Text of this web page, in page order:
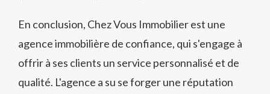
En conclusion, Chez Vous Immobilier est une
agence immobilière de confiance, qui s'engage à
offrir à ses clients un service personnalisé et de
qualité. L'agence a su se forger une réputation